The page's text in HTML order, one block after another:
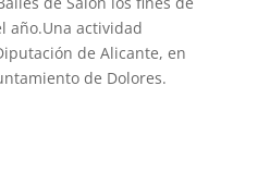
año.Una actividad
de Alicante, en
de Dolores.